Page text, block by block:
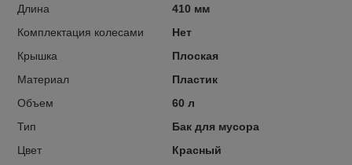
Длина
410 мм
Комплектация колесами
Нет
Крышка
Плоская
Материал
Пластик
Объем
60 л
Тип
Бак для мусора
Цвет
Красный